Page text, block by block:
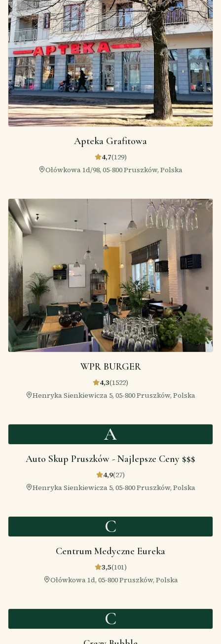
Apteka Grafitowa
4,7(129)
Ołówkowa 1d/98, 05-800 Pruszków, Polska
WPR BURGER
4,3(1522)
Henryka Sienkiewicza 5, 05-800 Pruszków, Polska
A
Auto Skup Pruszków - Najlepsze Ceny $$$
4,9(27)
Henryka Sienkiewicza 5, 05-800 Pruszków, Polska
C
Centrum Medyczne Eureka
3,5(101)
Ołówkowa 1d, 05-800 Pruszków, Polska
C